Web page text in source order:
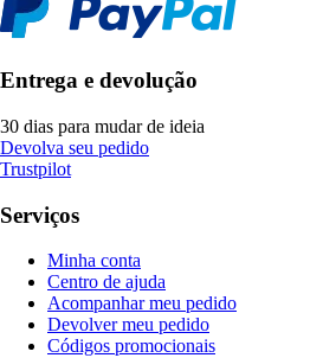
Entrega e devolução
30 dias para mudar de ideia
Devolva seu pedido
Trustpilot
Serviços
Minha conta
Centro de ajuda
Acompanhar meu pedido
Devolver meu pedido
Códigos promocionais